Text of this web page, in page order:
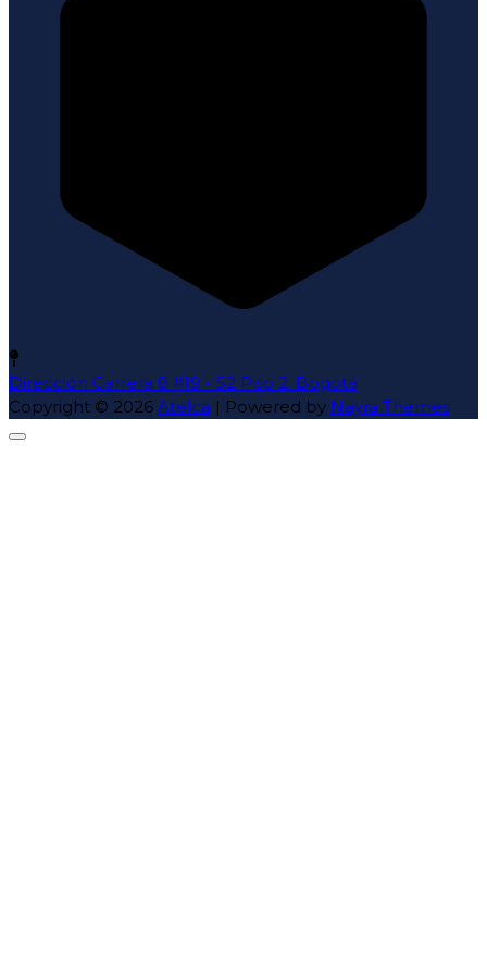
Dirección Carrera 8 #19 - 52 Piso 2. Bogotá
Copyright © 2026 Atelca | Powered by Nayra Themes